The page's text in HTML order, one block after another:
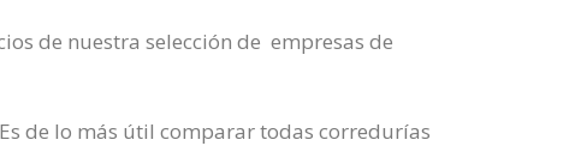
de nuestra selección de empresas de
de lo más útil comparar todas corredurías